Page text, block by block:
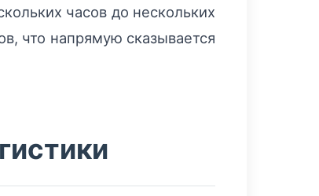
часов до нескольких
что напрямую сказывается